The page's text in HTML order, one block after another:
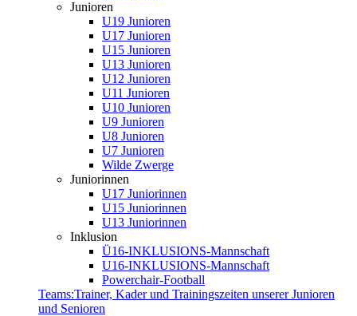
Junioren
U19 Junioren
U17 Junioren
U15 Junioren
U13 Junioren
U12 Junioren
U11 Junioren
U10 Junioren
U9 Junioren
U8 Junioren
U7 Junioren
Wilde Zwerge
Juniorinnen
U17 Juniorinnen
U15 Juniorinnen
U13 Juniorinnen
Inklusion
Ü16-INKLUSIONS-Mannschaft
U16-INKLUSIONS-Mannschaft
Powerchair-Football
Teams:Trainer, Kader und Trainingszeiten unserer Junioren
und Senioren